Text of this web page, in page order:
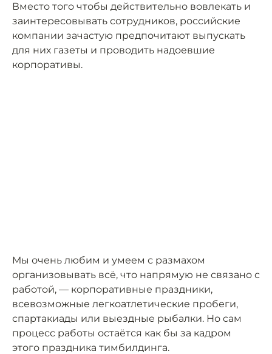
Вместо того чтобы действительно вовлекать и
заинтересовывать сотрудников, российские
компании зачастую предпочитают выпускать
для них газеты и проводить надоевшие
корпоративы.
Мы очень любим и умеем с размахом
организовывать всё, что напрямую не связано с
работой, — корпоративные праздники,
всевозможные легкоатлетические пробеги,
спартакиады или выездные рыбалки. Но сам
процесс работы остаётся как бы за кадром
этого праздника тимбилдинга.